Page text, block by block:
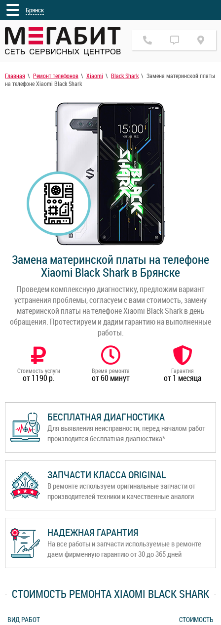
Брянск
Главная Ремонт телефонов Xiaomi Black Shark
Замена материнской платы
на телефоне Xiaomi Black Shark
Замена материнской платы на телефоне
Xiaomi Black Shark в Брянске
Проведем комплексную диагностику, предложим вариант
устранения проблемы, согласуем с вами стоимость, замену
материнской платы на телефоне Xiaomi Black Shark в день
обращения. Протестируем и дадим гарантию на выполненные
работы.
Стоимость услуги
от 1190 р.
Время ремонта
от 60 минут
Гарантия
от 1 месяца
БЕСПЛАТНАЯ ДИАГНОСТИКА
Для выявления неисправности, перед началом работ
производится бесплатная диагностика*
ЗАПЧАСТИ КЛАССА ORIGINAL
В ремонте используем оригинальные запчасти от
производителей техники и качественные аналоги
НАДЕЖНАЯ ГАРАНТИЯ
На все работы и запчасти используемые в ремонте
даем фирменную гарантию от 30 до 365 дней
СТОИМОСТЬ РЕМОНТА XIAOMI BLACK SHARK
ВИД РАБОТ
СТОИМОСТЬ